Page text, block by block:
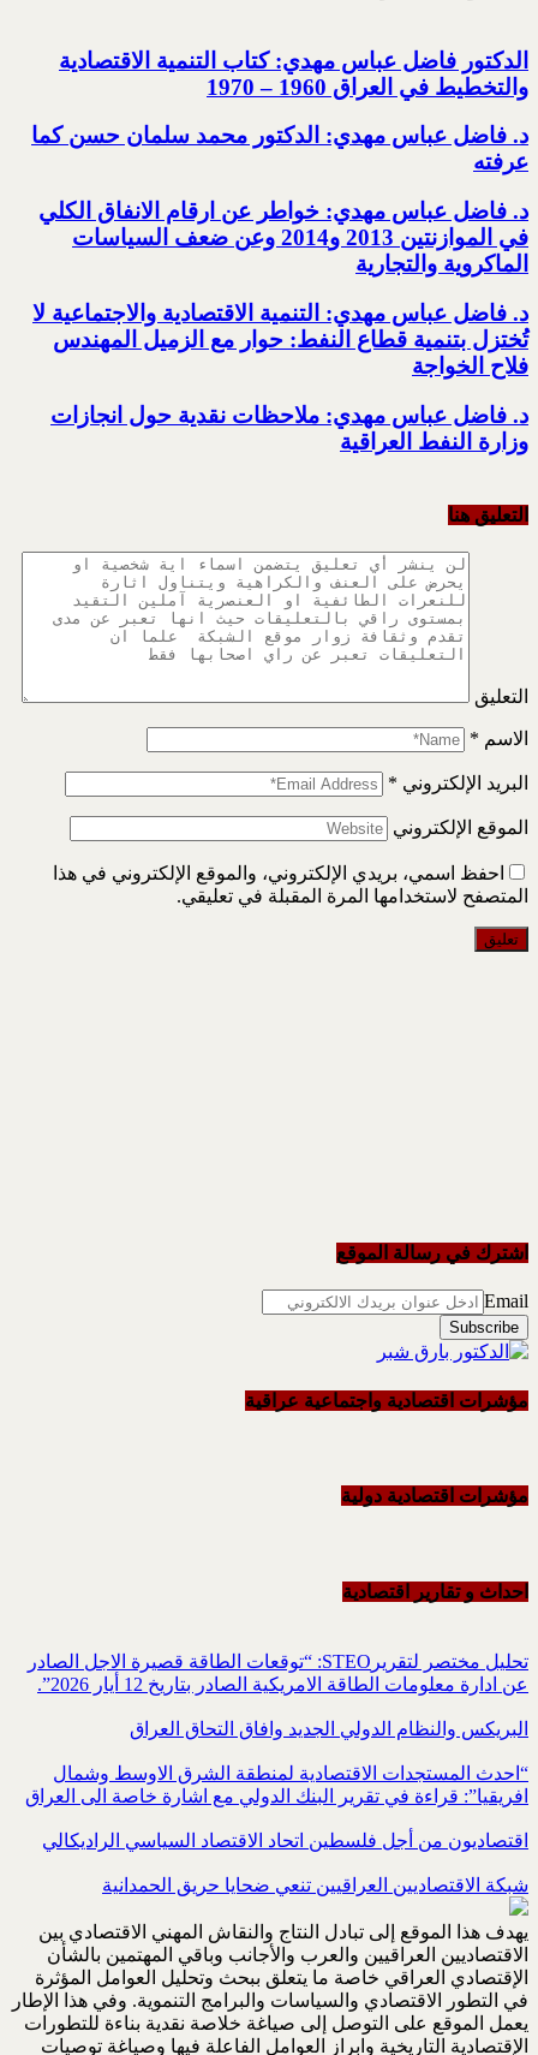
الدكتور فاضل عباس مهدي: كتاب التنمية الاقتصادية
والتخطيط في العراق 1960 – 1970
د. فاضل عباس مهدي: الدكتور محمد سلمان حسن كما
عرفته
د. فاضل عباس مهدي: خواطر عن ارقام الانفاق الكلي
في الموازنتين 2013 و2014 وعن ضعف السياسات
الماكروية والتجارية
د. فاضل عباس مهدي: التنمية الاقتصادية والاجتماعية لا
تُختزل بتنمية قطاع النفط: حوار مع الزميل المهندس
فلاح الخواجة
د. فاضل عباس مهدي: ملاحظات نقدية حول انجازات
وزارة النفط العراقية
التعليق هنا
التعليق
الاسم *
البريد الإلكتروني *
الموقع الإلكتروني
احفظ اسمي، بريدي الإلكتروني، والموقع الإلكتروني في هذا
المتصفح لاستخدامها المرة المقبلة في تعليقي.
اشترك في رسالة الموقع
Email
مؤشرات اقتصادية واجتماعية عراقية
مؤشرات اقتصادية دولية
احداث و تقاریر اقتصادیة
تحليل مختصر لتقريرSTEO‏: “توقعات الطاقة قصيرة الاجل الصادر
عن ادارة معلومات الطاقة الامريكية ‏الصادر بتاريخ 12 أيار 2026”.‏
البريكس والنظام الدولي الجديد وافاق التحاق العراق
“احدث المستجدات الاقتصادية لمنطقة الشرق الاوسط وشمال
افريقيا”: قراءة في تقرير البنك الدولي مع اشارة خاصة الى العراق
اقتصاديون من أجل فلسطين اتحاد الاقتصاد السياسي الراديكالي
شبكة الاقتصاديين العراقيين تنعي ضحايا حريق الحمدانية
يهدف هذا الموقع إلى تبادل النتاج والنقاش المهني الاقتصادي بين
الاقتصاديين العراقيين والعرب والأجانب وباقي المهتمين بالشأن
الإقتصادي العراقي خاصة ما يتعلق ببحث وتحليل العوامل المؤثرة
في التطور الاقتصادي والسياسات والبرامج التنموية. وفي هذا الإطار
يعمل الموقع على التوصل إلى صياغة خلاصة نقدية بناءة للتطورات
الإقتصادية التاريخية وابراز العوامل الفاعلة فيها وصياغة توصيات